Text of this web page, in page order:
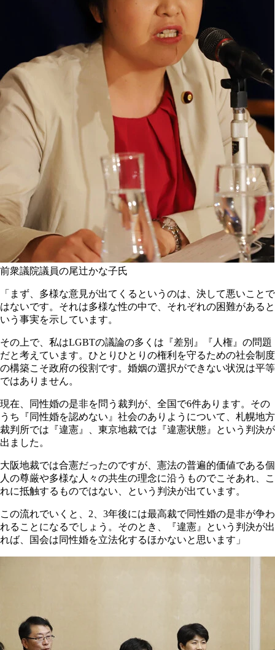
前衆議院議員の尾辻かな子氏
「まず、多様な意見が出てくるというのは、決して悪いことで
はないです。それは多様な性の中で、それぞれの困難があると
いう事実を示しています。
その上で、私はLGBTの議論の多くは『差別』『人権』の問題
だと考えています。ひとりひとりの権利を守るための社会制度
の構築こそ政府の役割です。婚姻の選択ができない状況は平等
ではありません。
現在、同性婚の是非を問う裁判が、全国で6件あります。その
うち『同性婚を認めない』社会のありようについて、札幌地方
裁判所では『違憲』、東京地裁では『違憲状態』という判決が
出ました。
大阪地裁では合憲だったのですが、憲法の普遍的価値である個
人の尊厳や多様な人々の共生の理念に沿うものでこそあれ、こ
れに抵触するものではない、という判決が出ています。
この流れでいくと、2、3年後には最高裁で同性婚の是非が争わ
れることになるでしょう。そのとき、『違憲』という判決が出
れば、国会は同性婚を立法化するほかないと思います」